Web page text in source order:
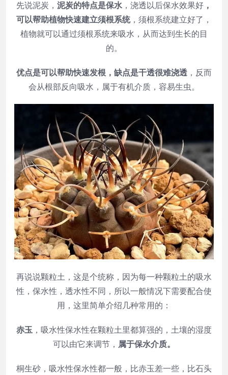
先说泥炭， 泥炭的特点是保水 ，浇透以后保水效果好 ，
可以帮助植物快速建立须根系统，须根系统建立好了，
植物就可以通过须根系统来吸水，从而达到生长的目
的。
优点是可以帮助快速发根，缺点是干透很难浇透 ，反而
会从根部反向吸水，属于有机介质，容易生虫。
再说说颗粒土，这是个统称，因为每一种颗粒土的吸水
性，保水性，透水性不同，所以一般情况下需要配合使
用，这里简单介绍几种常用的：
赤玉 ，吸水性保水性在颗粒土里都算强的，土壤的湿度
可以由它来调节， 属于保水介质。
桐生砂，吸水性保水性都一般，比赤玉差一些，比石头